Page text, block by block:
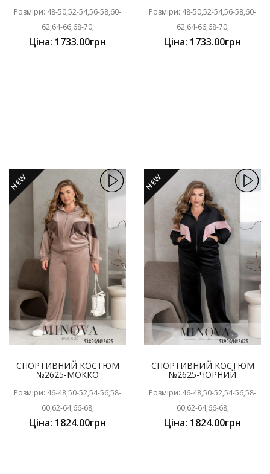
Розміри: 48-50,52-54,56-58,60-
62,64-66,68-70,
Ціна: 1733.00грн
Розміри: 48-50,52-54,56-58,60-
62,64-66,68-70,
Ціна: 1733.00грн
NEW
СПОРТИВНИЙ КОСТЮМ
№2625-МОККО
Розміри: 46-48,50-52,54-56,58-
60,62-64,66-68,
Ціна: 1824.00грн
NEW
СПОРТИВНИЙ КОСТЮМ
№2625-ЧОРНИЙ
Розміри: 46-48,50-52,54-56,58-
60,62-64,66-68,
Ціна: 1824.00грн